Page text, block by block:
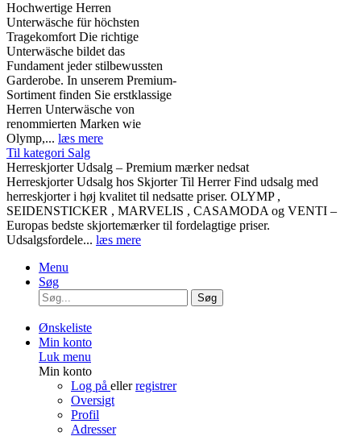
Hochwertige Herren
Unterwäsche für höchsten
Tragekomfort Die richtige
Unterwäsche bildet das
Fundament jeder stilbewussten
Garderobe. In unserem Premium-
Sortiment finden Sie erstklassige
Herren Unterwäsche von
renommierten Marken wie
Olymp,... læs mere
Til kategori Salg
Herreskjorter Udsalg – Premium mærker nedsat
Herreskjorter Udsalg hos Skjorter Til Herrer Find udsalg med
herreskjorter i høj kvalitet til nedsatte priser. OLYMP ,
SEIDENSTICKER , MARVELIS , CASAMODA og VENTI –
Europas bedste skjortemærker til fordelagtige priser.
Udsalgsfordele... læs mere
Menu
Søg
Søg
Ønskeliste
Min konto
Luk menu
Min konto
Log på ellerregistrer
Oversigt
Profil
Adresser